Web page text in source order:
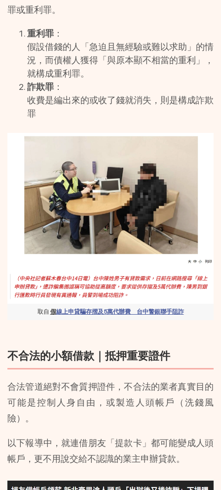
罪或重利罪。
重利罪 ：
假設借錢的人「急迫且無經驗或難以求助」的情
況，而債權人獲得「與原本顯不相當的重利」，
就構成重利罪。
詐欺罪 ：
收費是編出來的或收了錢就消失，則是構成詐欺
罪
取自 假線上申貸騙存摺及5萬代辦費　台中警銀聯手阻詐
不合法的小額借款｜抵押重要證件
合法管道絕對不會質押證件，不合法的業者真實目的
可能是控制人身自由，或製造人頭帳戶（洗錢風
險）。
以下報導中，就連借朋友「提款卡」都可能變成人頭
帳戶，更不用說交給不認識的業主申辦貸款。